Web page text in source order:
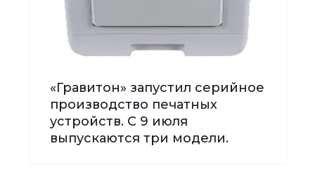
«Гравитон» запустил серийное
производство печатных
устройств. С 9 июля
выпускаются три модели.